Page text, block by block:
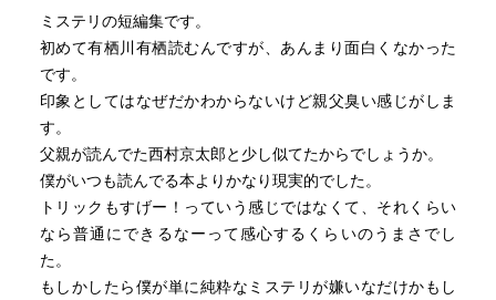
ミステリの短編集です。
初めて有栖川有栖読むんですが、あんまり面白くなかった
です。
印象としてはなぜだかわからないけど親父臭い感じがしま
す。
父親が読んでた西村京太郎と少し似てたからでしょうか。
僕がいつも読んでる本よりかなり現実的でした。
トリックもすげー！っていう感じではなくて、それくらい
なら普通にできるなーって感心するくらいのうまさでし
た。
もしかしたら僕が単に純粋なミステリが嫌いなだけかもし